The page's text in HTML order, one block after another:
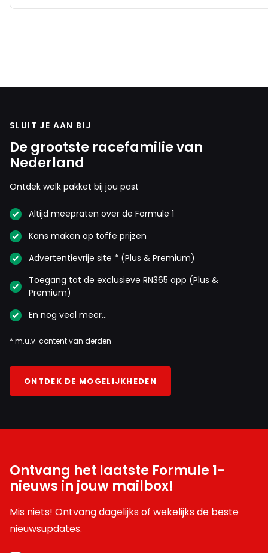
SLUIT JE AAN BIJ
De grootste racefamilie van
Nederland
Ontdek welk pakket bij jou past
Altijd meepraten over de Formule 1
Kans maken op toffe prijzen
Advertentievrije site * (Plus & Premium)
Toegang tot de exclusieve RN365 app (Plus &
Premium)
En nog veel meer…
* m.u.v. content van derden
ONTDEK DE MOGELIJKHEDEN
Ontvang het laatste Formule 1-
nieuws in jouw mailbox!
Mis niets! Ontvang dagelijks of wekelijks de beste
nieuwsupdates.